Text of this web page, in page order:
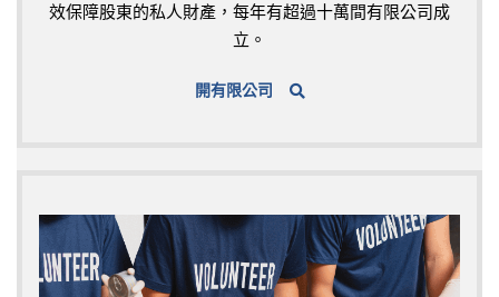
效保障股東的私人財產，每年有超過十萬間有限公司成
立。
開有限公司